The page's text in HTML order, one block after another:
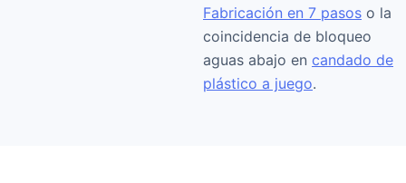
Fabricación en 7 pasos o la
coincidencia de bloqueo
aguas abajo en candado de
plástico a juego.